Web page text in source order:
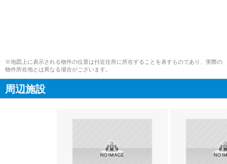
※地図上に表示される物件の位置は付近住所に所在することを表すものであり、実際の
物件所在地とは異なる場合がございます。
周辺施設